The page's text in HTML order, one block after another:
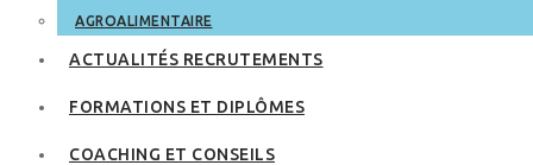
AGROALIMENTAIRE
ACTUALITÉS RECRUTEMENTS
FORMATIONS ET DIPLÔMES
COACHING ET CONSEILS